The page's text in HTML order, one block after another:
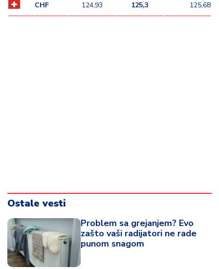
CHF 124,93 125,3 125,68
Ostale vesti
Problem sa grejanjem? Evo
zašto vaši radijatori ne rade
punom snagom